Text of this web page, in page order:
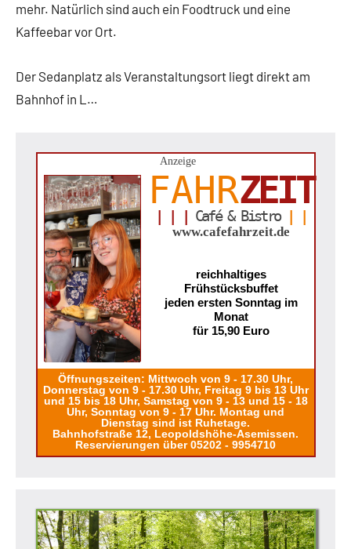
mehr. Natürlich sind auch ein Foodtruck und eine
Kaffeebar vor Ort.
Der Sedanplatz als Veranstaltungsort liegt direkt am
Bahnhof in L…
Anzeige
FAHRZEIT
Café & Bistro| |
www.cafefahrzeit.de
reichhaltiges
Frühstücksbuffet
jeden ersten Sonntag im
Monat
für 15,90 Euro
Öffnungszeiten: Mittwoch von 9 - 17.30 Uhr,
Donnerstag von 9 - 17.30 Uhr, Freitag 9 bis 13 Uhr
und 15 bis 18 Uhr, Samstag von 9 - 13 und 15 - 18
Uhr, Sonntag von 9 - 17 Uhr. Montag und
Dienstag sind ist Ruhetage.
Bahnhofstraße 12, Leopoldshöhe-Asemissen.
Reservierungen über 05202 - 9954710